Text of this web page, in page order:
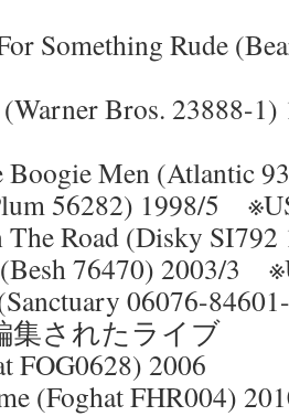
Something Rude
Bros. 23888-
Boogie Men (Atlantic
56282) 1998/5
The Road (Disky
76470) 2003/3
06076-
集されたライブ
FOG0628) 2006
(Foghat FHR004)